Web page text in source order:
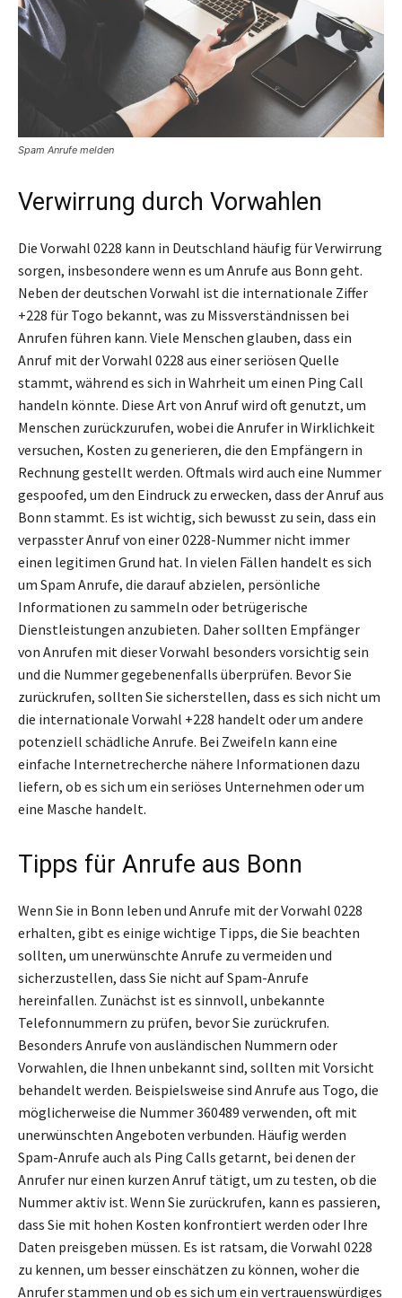
Spam Anrufe melden
Verwirrung durch Vorwahlen
Die Vorwahl 0228 kann in Deutschland häufig für Verwirrung
sorgen, insbesondere wenn es um Anrufe aus Bonn geht.
Neben der deutschen Vorwahl ist die internationale Ziffer
+228 für Togo bekannt, was zu Missverständnissen bei
Anrufen führen kann. Viele Menschen glauben, dass ein
Anruf mit der Vorwahl 0228 aus einer seriösen Quelle
stammt, während es sich in Wahrheit um einen Ping Call
handeln könnte. Diese Art von Anruf wird oft genutzt, um
Menschen zurückzurufen, wobei die Anrufer in Wirklichkeit
versuchen, Kosten zu generieren, die den Empfängern in
Rechnung gestellt werden. Oftmals wird auch eine Nummer
gespoofed, um den Eindruck zu erwecken, dass der Anruf aus
Bonn stammt. Es ist wichtig, sich bewusst zu sein, dass ein
verpasster Anruf von einer 0228-Nummer nicht immer
einen legitimen Grund hat. In vielen Fällen handelt es sich
um Spam Anrufe, die darauf abzielen, persönliche
Informationen zu sammeln oder betrügerische
Dienstleistungen anzubieten. Daher sollten Empfänger
von Anrufen mit dieser Vorwahl besonders vorsichtig sein
und die Nummer gegebenenfalls überprüfen. Bevor Sie
zurückrufen, sollten Sie sicherstellen, dass es sich nicht um
die internationale Vorwahl +228 handelt oder um andere
potenziell schädliche Anrufe. Bei Zweifeln kann eine
einfache Internetrecherche nähere Informationen dazu
liefern, ob es sich um ein seriöses Unternehmen oder um
eine Masche handelt.
Tipps für Anrufe aus Bonn
Wenn Sie in Bonn leben und Anrufe mit der Vorwahl 0228
erhalten, gibt es einige wichtige Tipps, die Sie beachten
sollten, um unerwünschte Anrufe zu vermeiden und
sicherzustellen, dass Sie nicht auf Spam-Anrufe
hereinfallen. Zunächst ist es sinnvoll, unbekannte
Telefonnummern zu prüfen, bevor Sie zurückrufen.
Besonders Anrufe von ausländischen Nummern oder
Vorwahlen, die Ihnen unbekannt sind, sollten mit Vorsicht
behandelt werden. Beispielsweise sind Anrufe aus Togo, die
möglicherweise die Nummer 360489 verwenden, oft mit
unerwünschten Angeboten verbunden. Häufig werden
Spam-Anrufe auch als Ping Calls getarnt, bei denen der
Anrufer nur einen kurzen Anruf tätigt, um zu testen, ob die
Nummer aktiv ist. Wenn Sie zurückrufen, kann es passieren,
dass Sie mit hohen Kosten konfrontiert werden oder Ihre
Daten preisgeben müssen. Es ist ratsam, die Vorwahl 0228
zu kennen, um besser einschätzen zu können, woher die
Anrufer stammen und ob es sich um ein vertrauenswürdiges